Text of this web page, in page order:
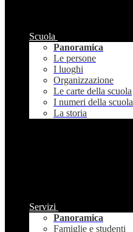
Scuola
Panoramica
Le persone
I luoghi
Organizzazione
Le carte della scuola
I numeri della scuola
La storia
Servizi
Panoramica
Famiglie e studenti